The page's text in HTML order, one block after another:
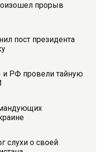
прорыв
пост президента
и РФ провели тайную
слухи о своей